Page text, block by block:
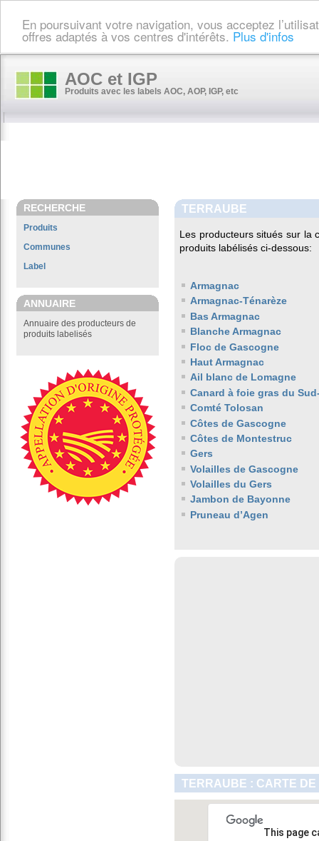
En poursuivant votre navigation, vous acceptez
offres adaptés à vos centres d'intérêts. Plus d'infos
AOC et IGP
Produits avec les labels AOC, AOP, IGP, etc
RECHERCHE
Produits
Communes
Label
ANNUAIRE
Annuaire des producteurs de
produits labelisés
TERRAUBE
Les producteurs situés sur la
produits labélisés ci-dessous:
Armagnac
Armagnac-Ténarèze
Bas Armagnac
Blanche Armagnac
Floc de Gascogne
Haut Armagnac
Ail blanc de Lomagne
Canard à foie gras du
Comté Tolosan
Côtes de Gascogne
Côtes de Montestruc
Gers
Volailles de Gascogne
Volailles du Gers
Jambon de Bayonne
Pruneau d’Agen
TERRAUBE : CARTE
This page